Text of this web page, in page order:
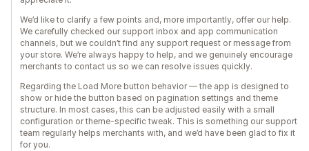
We’d like to clarify a few points and, more importantly, offer our help.
We carefully checked our support inbox and app communication
channels, but we couldn’t find any support request or message from
your store. We’re always happy to help, and we genuinely encourage
merchants to contact us so we can resolve issues quickly.
Regarding the Load More button behavior — the app is designed to
show or hide the button based on pagination settings and theme
structure. In most cases, this can be adjusted easily with a small
configuration or theme-specific tweak. This is something our support
team regularly helps merchants with, and we’d have been glad to fix it
for you.